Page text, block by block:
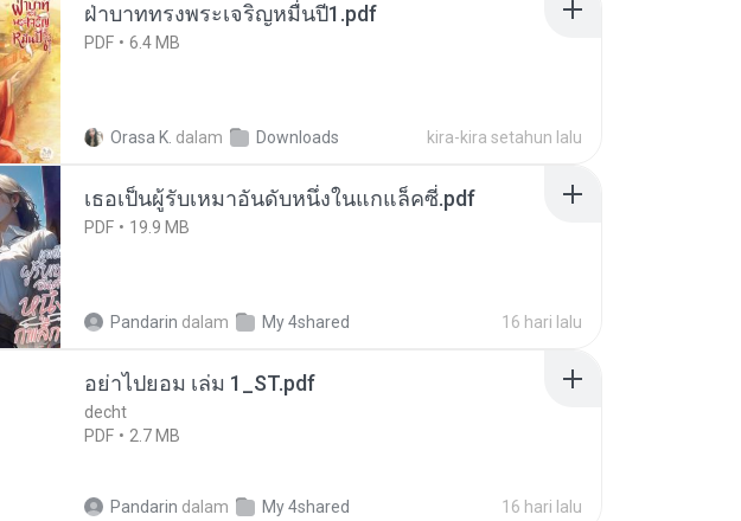
ฝ่าบาททรงพระเจริญหมื่นปี1.pdf
PDF 6.4 MB
Orasa K. dalam Downloads kira-kira setahun lalu
เธอเป็นผู้รับเหมาอันดับหนึ่งในแกแล็คซี่.pdf
PDF 19.9 MB
Pandarin dalam My 4shared 16 hari lalu
อย่าไปยอม เล่ม 1_ST.pdf
decht
PDF
2.7 MB
Pandarin dalam My 4shared 16 hari lalu